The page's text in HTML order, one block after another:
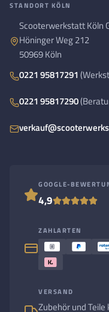
STANDORT KÖLN
Scooterwerkstatt Köln
Höninger Weg 212
50969 Köln
0221 95817291
0221 95817290
GOOGLE-
4,9
ZAHLARTEN
VERSAND
Zubehör und